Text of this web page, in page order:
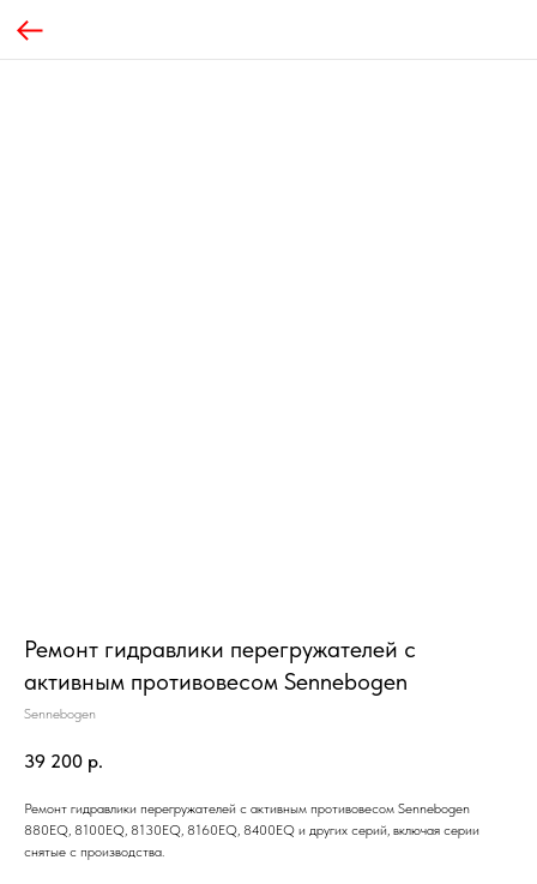
Ремонт гидравлики перегружателей с
активным противовесом Sennebogen
Sennebogen
39 200 р.
Ремонт гидравлики перегружателей с активным противовесом Sennebogen
880EQ, 8100EQ, 8130EQ, 8160EQ, 8400EQ и других серий, включая серии
снятые с производства.